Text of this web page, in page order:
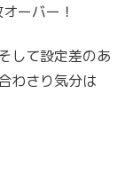
ーバー！
して設定差のあ
わさり気分は